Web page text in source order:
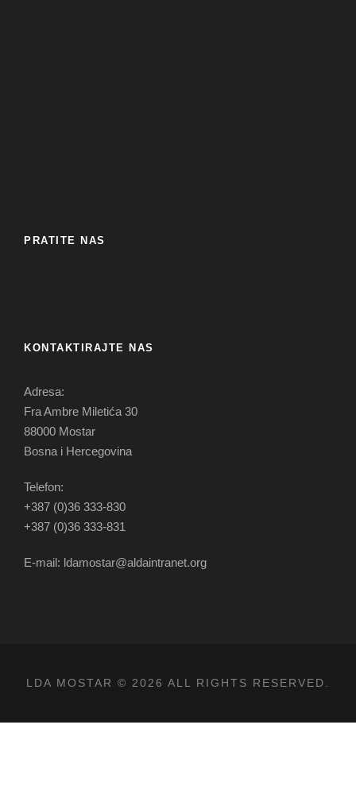
PRATITE NAS
KONTAKTIRAJTE NAS
Adresa:
Fra Ambre Miletića 30
88000 Mostar
Bosna i Hercegovina
Telefon:
+387 (0)36 333-830
+387 (0)36 333-831
E-mail: ldamostar@aldaintranet.org
LDA MOSTAR © 2026 ALL RIGHTS RESERVED.